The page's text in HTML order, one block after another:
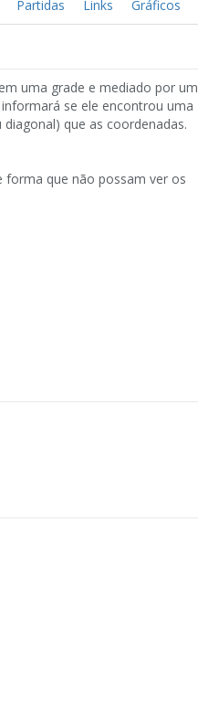
Partidas Links Gráficos
uma grade e mediado por um
se ele encontrou uma
que as coordenadas.
forma que não possam ver os